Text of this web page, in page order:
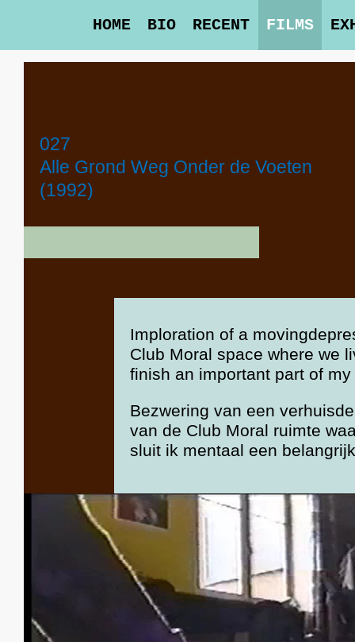
HOME BIO RECENT FILMS
027
Alle Grond Weg Onder de Voeten
(1992)
Imploration of a
Club Moral space where we
finish an important part of my
Bezwering van een
van de Club Moral ruimte
sluit ik mentaal een